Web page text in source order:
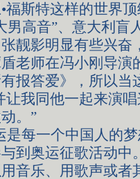
福斯特这样的世界
男高音”、意大利盲
靓影明显有些兴奋
老师在冯小刚导演
报答爱》，所以当
让我同他一起来演
。”
是每一个中国人的
到奥运征歌活动中
音乐、用歌声或者